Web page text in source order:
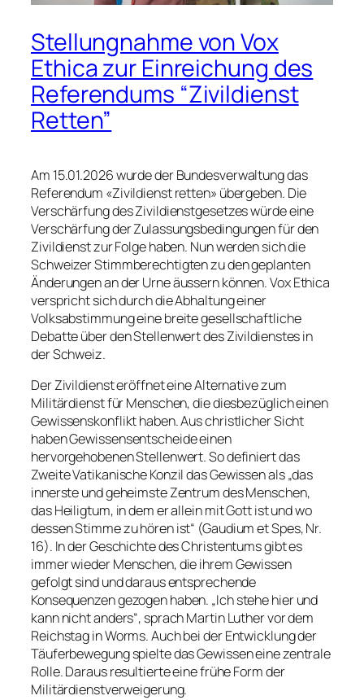
Stellungnahme von Vox
Ethica zur Einreichung des
Referendums “Zivildienst
Retten”
Am 15.01.2026 wurde der Bundesverwaltung das
Referendum «Zivildienst retten» übergeben. Die
Verschärfung des Zivildienstgesetzes würde eine
Verschärfung der Zulassungsbedingungen für den
Zivildienst zur Folge haben. Nun werden sich die
Schweizer Stimmberechtigten zu den geplanten
Änderungen an der Urne äussern können. Vox Ethica
verspricht sich durch die Abhaltung einer
Volksabstimmung eine breite gesellschaftliche
Debatte über den Stellenwert des Zivildienstes in
der Schweiz.
Der Zivildienst eröffnet eine Alternative zum
Militärdienst für Menschen, die diesbezüglich einen
Gewissenskonflikt haben. Aus christlicher Sicht
haben Gewissensentscheide einen
hervorgehobenen Stellenwert. So definiert das
Zweite Vatikanische Konzil das Gewissen als „das
innerste und geheimste Zentrum des Menschen,
das Heiligtum, in dem er allein mit Gott ist und wo
dessen Stimme zu hören ist“ (Gaudium et Spes, Nr.
16). In der Geschichte des Christentums gibt es
immer wieder Menschen, die ihrem Gewissen
gefolgt sind und daraus entsprechende
Konsequenzen gezogen haben. „Ich stehe hier und
kann nicht anders“, sprach Martin Luther vor dem
Reichstag in Worms. Auch bei der Entwicklung der
Täuferbewegung spielte das Gewissen eine zentrale
Rolle. Daraus resultierte eine frühe Form der
Militärdienstverweigerung.